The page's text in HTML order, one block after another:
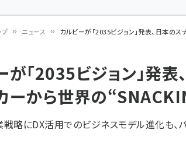
ニュース カルビーが「2035ビジョン」発表、日本の
が「2035ビジョン」発表
ーから世界の
略にDX活用でのビジネスモデル進化も、